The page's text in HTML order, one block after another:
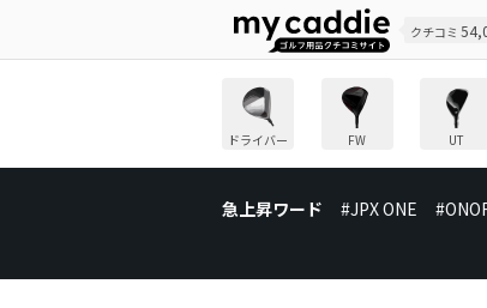
クチコミ
ドライバー FW UT
急上昇ワード #JPX ONE